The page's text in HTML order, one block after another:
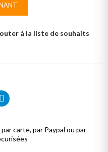
à la liste de souhaits
carte, par Paypal ou par